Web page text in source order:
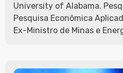
University of Alabama.
Pesquisa Econômica
Ex-Ministro de Minas e